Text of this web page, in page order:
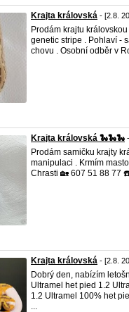
Krajta královská - [2.8.
Prodám krajtu
genetic stripe . Pohlaví -
chovu . Osobní odběr v
Krajta královská 🐍🐍🐍
Prodám samičku krajty
manipulaci . Krmím
Chrasti 🏡 607 51 88 77
Krajta královská - [2.8.
Dobrý den, nabízím
Ultramel het pied 1.2
1.2 Ultramel 100% het
...